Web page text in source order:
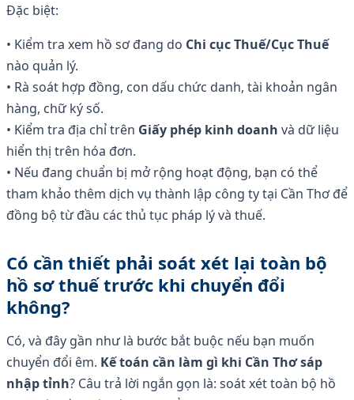
Đặc biệt:
• Kiểm tra xem hồ sơ đang do Chi cục Thuế/Cục Thuế
nào quản lý.
• Rà soát hợp đồng, con dấu chức danh, tài khoản ngân
hàng, chữ ký số.
• Kiểm tra địa chỉ trên Giấy phép kinh doanh và dữ liệu
hiển thị trên hóa đơn.
• Nếu đang chuẩn bị mở rộng hoạt động, bạn có thể
tham khảo thêm dịch vụ thành lập công ty tại Cần Thơ để
đồng bộ từ đầu các thủ tục pháp lý và thuế.
Có cần thiết phải soát xét lại toàn bộ
hồ sơ thuế trước khi chuyển đổi
không?
Có, và đây gần như là bước bắt buộc nếu bạn muốn
chuyển đổi êm. Kế toán cần làm gì khi Cần Thơ sáp
nhập tỉnh? Câu trả lời ngắn gọn là: soát xét toàn bộ hồ